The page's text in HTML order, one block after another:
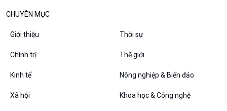
Bình luận
10 phút Sự kiện - Luận bàn
Câu chuyện thời sự
Dòng chảy sự kiện
Diễn đàn chủ nhật
CHUYÊN MỤC
Giới thiệu Thời sự
Chính trị Thế giới
Kinh tế Nông nghiệp & Biển đảo
Xã hội Khoa học & Công nghệ